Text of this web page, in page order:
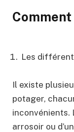
Les
Il existe
potager,
inconvénients.
arrosoir ou